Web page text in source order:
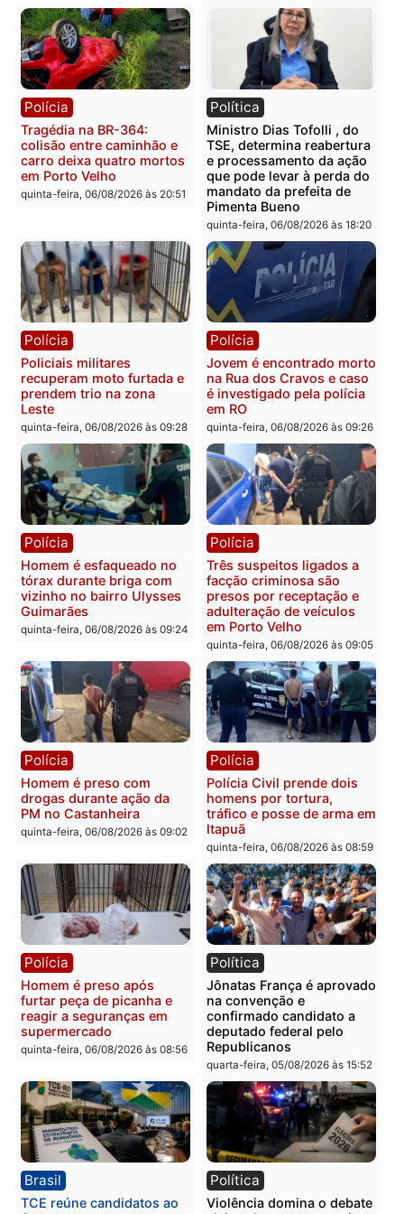
públicas e
acompanhamento de
resultados
sexta-feira, 07/08/2026 às 18:49
Rondônia na Câmara
Federal
sexta-feira, 07/08/2026 às
Polícia
apresenta documentos
que comprovam
transparência e legalidade
na operação alvo da PF
sexta-feira, 07/08/2026 às 12:24
Polícia
Polícia Federal apreende
400 quilos de drogas e
prende motorista em RO
sexta-feira, 07/08/2026 às
Polícia
Casal é preso pela PRF
com mais de 72 quilos de
mercúrio escondidos em
estepe em Porto Velho
sexta-feira, 07/08/2026 às 09:38
Polícia
Polícia Civil deflagra
operação contra facção
criminosa que atacava
provedores de internet
Rondônia
sexta-feira, 07/08/2026 às
Polícia
Homem é encontrado
morto em residência no
bairro Colina Park em RO
sexta-feira, 07/08/2026 às 09:30
Polícia
Polícia Militar apreende
explosivos e
durante patrulhamento
fluvial no Rio Madeira em
Porto Velho
sexta-feira, 07/08/2026 às
Polícia
Tragédia na BR-364:
colisão entre caminhão e
carro deixa quatro mortos
em Porto Velho
quinta-feira, 06/08/2026 às 20:51
Política
Ministro Dias Tofolli , do
TSE, determina
e processamento da
que pode levar à perda
mandato da prefeita de
Pimenta Bueno
quinta-feira, 06/08/2026 às
Polícia Polícia